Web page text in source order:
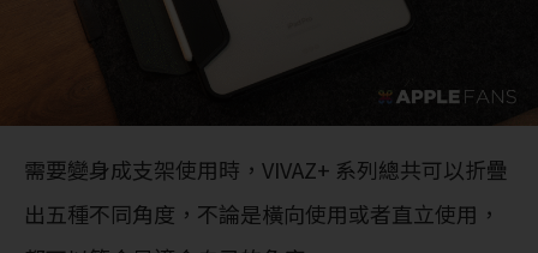
需要變身成支架使用時，VIVAZ+ 系列總共可以折疊
出五種不同角度，不論是橫向使用或者直立使用，